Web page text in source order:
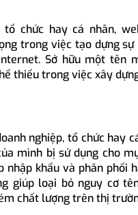
tổ chức hay cá nhân,
trong việc tạo dựng sự
Sở hữu một tên
thiếu trong việc xây
nghiệp, tổ chức hay
mình bị sử dụng cho
nhập khẩu và phân phối
giúp loại bỏ nguy cơ
chất lượng trên thị